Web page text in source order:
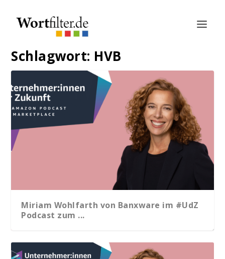
Schlagwort: HVB
Miriam Wohlfarth von Banxware im #UdZ
Podcast zum ...